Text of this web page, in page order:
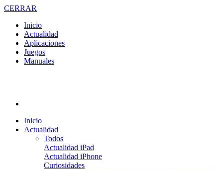
CERRAR
Inicio
Actualidad
Aplicaciones
Juegos
Manuales
Inicio
Actualidad
Todos
Actualidad iPad
Actualidad iPhone
Curiosidades